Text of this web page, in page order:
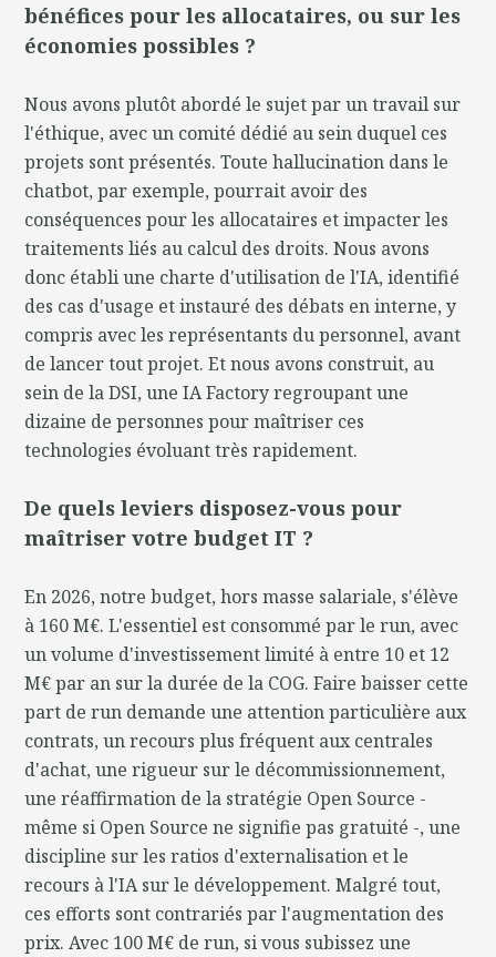
bénéfices pour les allocataires, ou sur les
économies possibles ?
Nous avons plutôt abordé le sujet par un travail sur
l'éthique, avec un comité dédié au sein duquel ces
projets sont présentés. Toute hallucination dans le
chatbot, par exemple, pourrait avoir des
conséquences pour les allocataires et impacter les
traitements liés au calcul des droits. Nous avons
donc établi une charte d'utilisation de l'IA, identifié
des cas d'usage et instauré des débats en interne, y
compris avec les représentants du personnel, avant
de lancer tout projet. Et nous avons construit, au
sein de la DSI, une IA Factory regroupant une
dizaine de personnes pour maîtriser ces
technologies évoluant très rapidement.
De quels leviers disposez-vous pour
maîtriser votre budget IT ?
En 2026, notre budget, hors masse salariale, s'élève
à 160 M€. L'essentiel est consommé par le run, avec
un volume d'investissement limité à entre 10 et 12
M€ par an sur la durée de la COG. Faire baisser cette
part de run demande une attention particulière aux
contrats, un recours plus fréquent aux centrales
d'achat, une rigueur sur le décommissionnement,
une réaffirmation de la stratégie Open Source -
même si Open Source ne signifie pas gratuité -, une
discipline sur les ratios d'externalisation et le
recours à l'IA sur le développement. Malgré tout,
ces efforts sont contrariés par l'augmentation des
prix. Avec 100 M€ de run, si vous subissez une